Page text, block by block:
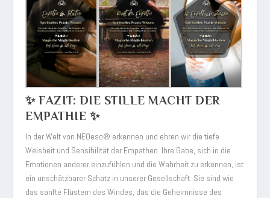
✨ FAZIT: DIE STILLE MACHT DER
EMPATHIE ✨
In der Welt von NEOeso® erkennen und ehren wir die tiefe
Weisheit und Sensibilität der Empathen. Ihre Gabe, sich in die
Emotionen anderer einzufühlen und die Wahrheit zu erkennen, ist
ein unschätzbarer Schatz in unserer Gesellschaft. Sie sind wie
das sanfte Flüstern des Windes, das die Geheimnisse des